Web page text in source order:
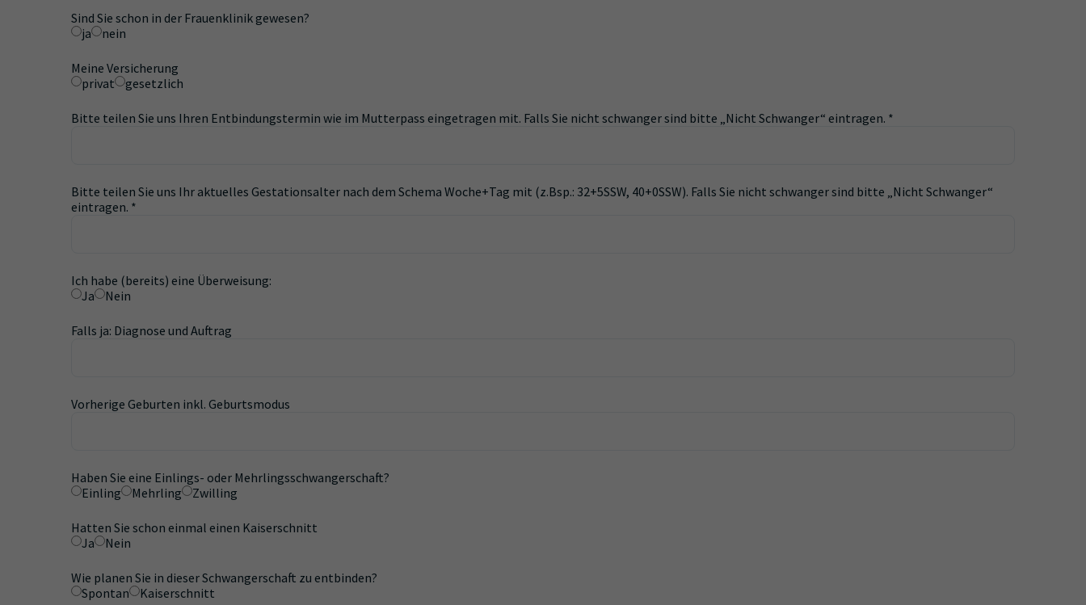
Sind Sie schon in der Frauenklinik gewesen?
ja
nein
Meine Versicherung
privat
gesetzlich
Bitte teilen Sie uns Ihren Entbindungstermin wie im Mutterpass eingetragen mit. Falls Sie nicht schwanger sind bitte „Nicht Schwanger“ eintragen. *
Bitte teilen Sie uns Ihr aktuelles Gestationsalter nach dem Schema Woche+Tag mit (z.Bsp.: 32+5SSW, 40+0SSW). Falls Sie nicht schwanger sind bitte „Nicht Schwanger“
eintragen. *
Ich habe (bereits) eine Überweisung:
Ja
Nein
Falls ja: Diagnose und Auftrag
Vorherige Geburten inkl. Geburtsmodus
Haben Sie eine Einlings- oder Mehrlingsschwangerschaft?
Einling
Mehrling Zwilling
Hatten Sie schon einmal einen Kaiserschnitt
Ja
Nein
Wie planen Sie in dieser Schwangerschaft zu entbinden?
Spontan
Kaiserschnitt